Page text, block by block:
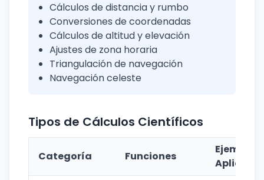
Cálculos de distancia y rumbo
Conversiones de coordenadas
Cálculos de altitud y elevación
Ajustes de zona horaria
Triangulación de navegación
Navegación celeste
Tipos de Cálculos Científicos
Categoría Funciones
Ejemplos